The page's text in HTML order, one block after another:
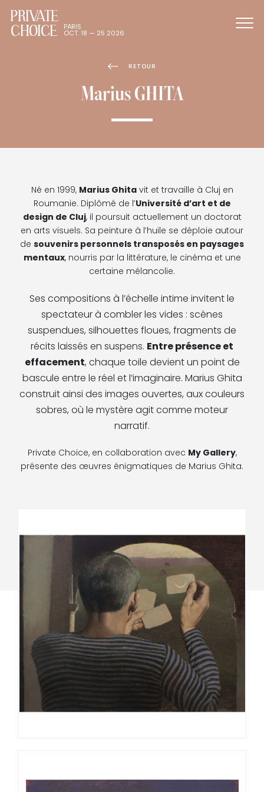
PRIVATE
CHOICE
PARIS
OCT. 18 — 25 2026
RETOUR
Marius GHITA
Né en 1999, Marius Ghitavit et travaille à Cluj en
Roumanie. Diplômé de l’Université d’art et de
design de Cluj, il poursuit actuellement un doctorat
en arts visuels. Sa peinture à l’huile se déploie autour
de souvenirs personnels transposés en paysages
mentaux, nourris par la littérature, le cinéma et une
certaine mélancolie.
Ses compositions à l’échelle intime invitent le
spectateur à combler les vides : scènes
suspendues, silhouettes floues, fragments de
récits laissés en suspens. Entre présence et
effacement, chaque toile devient un point de
bascule entre le réel et l’imaginaire. Marius Ghita
construit ainsi des images ouvertes, aux couleurs
sobres, où le mystère agit comme moteur
narratif.
Private Choice, en collaboration avec My Gallery,
présente des œuvres énigmatiques de Marius Ghita.